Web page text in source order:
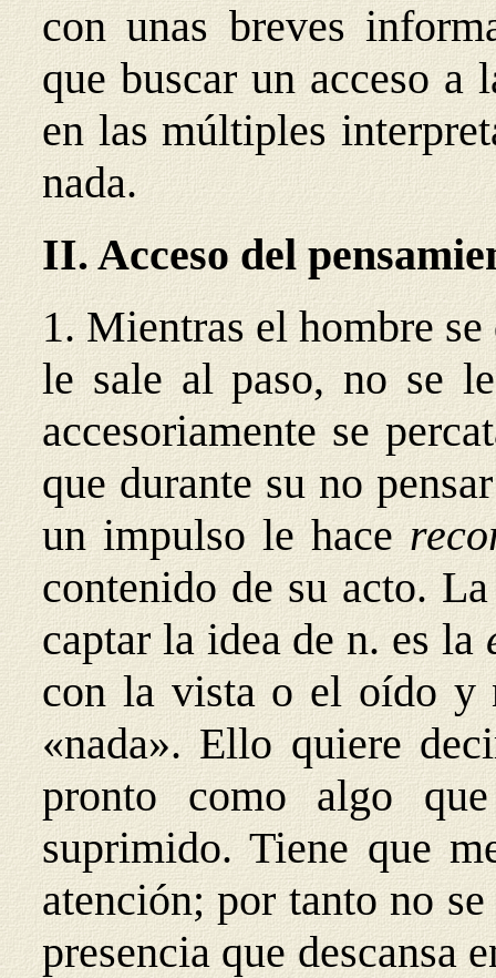
con unas breves
que buscar un acceso a
en las múltiples
nada.
II. Acceso del
1. Mientras el hombre
le sale al paso, no se
accesoriamente se
que durante su no
un impulso le hace
contenido de su acto.
captar la idea de n. es la
con la vista o el oído y
«nada». Ello quiere
pronto como algo
suprimido. Tiene que
atención; por tanto no
presencia que descansa